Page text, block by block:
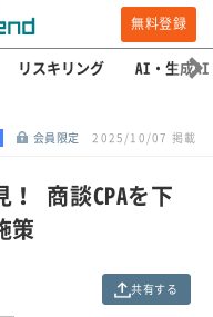
無料登録
リスキリング AI・生成AI
会員限定 2025/10/07 掲載
商談CPAを下
策
共有する